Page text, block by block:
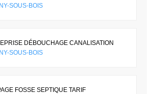
SOUS-BOIS
DÉBOUCHAGE CANALISATION
SOUS-BOIS
FOSSE SEPTIQUE TARIF